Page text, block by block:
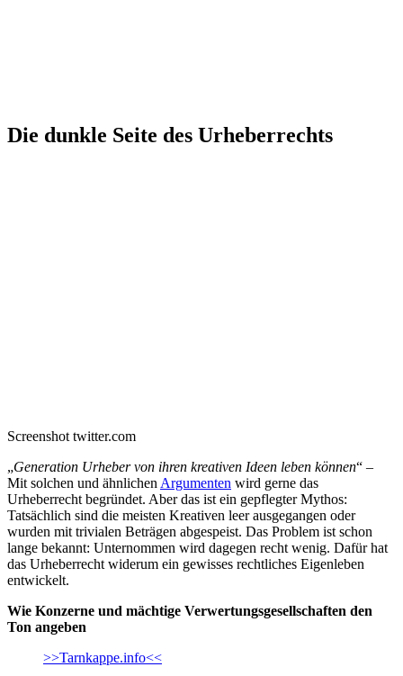
Die dunkle Seite des Urheberrechts
Screenshot twitter.com
„Generation Urheber von ihren kreativen Ideen leben können“ –
Mit solchen und ähnlichen Argumenten wird gerne das
Urheberrecht begründet. Aber das ist ein gepflegter Mythos:
Tatsächlich sind die meisten Kreativen leer ausgegangen oder
wurden mit trivialen Beträgen abgespeist. Das Problem ist schon
lange bekannt: Unternommen wird dagegen recht wenig. Dafür hat
das Urheberrecht widerum ein gewisses rechtliches Eigenleben
entwickelt.
Wie Konzerne und mächtige Verwertungsgesellschaften den
Ton angeben
>>Tarnkappe.info<<